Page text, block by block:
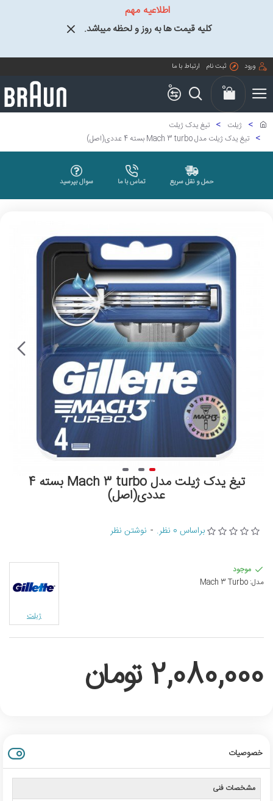
اطلاعیه مهم
کلیه قیمت ها به روز و لحظه میباشد.
ورود ثبت نام ارتباط با ما
0 0
ژیلت
تیغ یدک ژیلت
تیغ یدک ژیلت مدل Mach 3 turbo بسته 4 عددی(اصل)
حمل و نقل سریع تماس با ما سوال بپرسید
تیغ یدک ژیلت مدل Mach 3 turbo بسته 4
عددی(اصل)
موجود
مدل:Mach 3 Turbo
ژیلت
براساس 0 نظر. - نوشتن نظر
2,080,000 تومان
خصوصیات
مشخصات فنی